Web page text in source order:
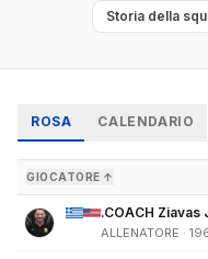
Storia della
ROSA CALENDARIO
GIOCATORE ↑
.COACH Ziavas
ALLENATORE ·